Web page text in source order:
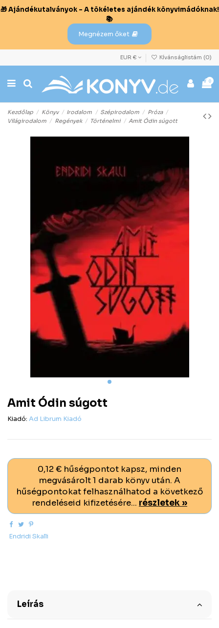
🎁 Ajándékutalványok – A tökéletes ajándék könyvimádóknak!
📚
Megnézem őket
EUR € Kívánságlistám (0)
0
Kezdőlap Könyv Irodalom Szépirodalom
Próza
Világirodalom
Regények Történelmi Amit Ódin súgott
Amit Ódin súgott
Kiadó: Ad Librum Kiadó
0,12 € hűségpontot kapsz, minden
megvásárolt 1 darab könyv után. A
hűségpontokat felhasználhatod a következő
rendeléseid kifizetésére... részletek »
Endridi Skalli
Leírás